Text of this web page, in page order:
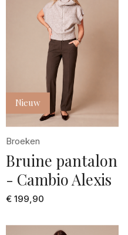
Nieuw
Broeken
Bruine pantalon
- Cambio Alexis
€ 199,90